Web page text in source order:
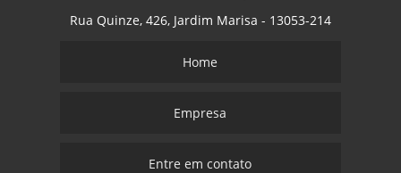
Rua Quinze, 426, Jardim Marisa - 13053-214
Home
Empresa
Entre em contato